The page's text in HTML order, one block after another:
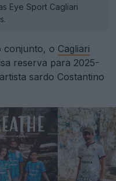
Eye Sport Cagliari
conjunto, o Cagliari
reserva para 2025-
sardo Costantino